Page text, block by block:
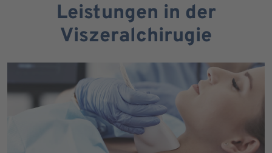
Leistungen in der
Viszeralchirugie